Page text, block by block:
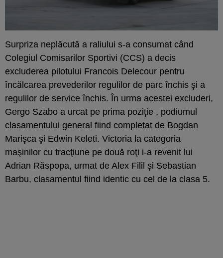
Surpriza neplăcută a raliului s-a consumat când
Colegiul Comisarilor Sportivi (CCS) a decis
excluderea pilotului Francois Delecour pentru
încălcarea prevederilor regulilor de parc închis şi a
regulilor de service închis. În urma acestei excluderi,
Gergo Szabo a urcat pe prima poziţie , podiumul
clasamentului general fiind completat de Bogdan
Marişca şi Edwin Keleti. Victoria la categoria
maşinilor cu tracţiune pe două roţi i-a revenit lui
Adrian Răspopa, urmat de Alex Filil şi Sebastian
Barbu, clasamentul fiind identic cu cel de la clasa 5.